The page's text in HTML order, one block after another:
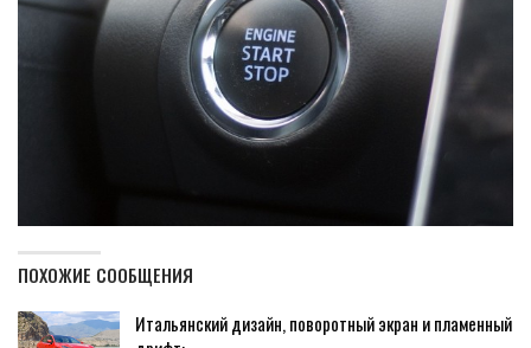
ПОХОЖИЕ СООБЩЕНИЯ
Итальянский дизайн, поворотный экран и пламенный